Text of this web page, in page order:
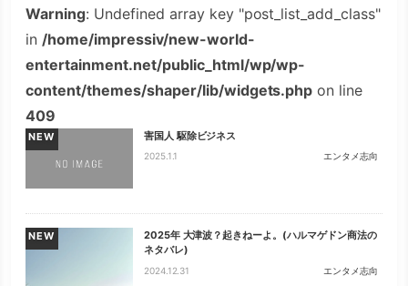
Warning: Undefined array key "post_list_add_class"
in /home/impressiv/new-world-
entertainment.net/public_html/wp/wp-
content/themes/shaper/lib/widgets.php on line
409
NEW 害国人 駆除ビジネス
2025.1.1 エンタメ志向
NEW
2025年 大津波？起きねーよ。(ハルマゲドン商法の
ネタバレ)
2024.12.31 エンタメ志向